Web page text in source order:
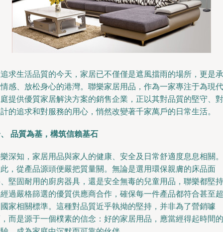
求生活品質的今天，家居已不僅僅是遮風擋雨的場所，更是承
感、放松身心的港灣。聯樂家居用品，作為一家專注于為現代
提供優質家居解決方案的銷售企業，正以其對品質的堅守、對
的追求和對服務的用心，悄然改變著千家萬戶的日常生活。
品質為基，構筑信賴基石
深知，家居用品與家人的健康、安全及日常舒適度息息相關。
，從產品源頭便嚴把質量關。無論是選用環保親膚的床品面
堅固耐用的廚房器具，還是安全無毒的兒童用品，聯樂都堅持
過嚴格篩選的優質供應商合作，確保每一件產品都符合甚至超
家相關標準。這種對品質近乎執拗的堅持，并非為了營銷噱
而是源于一個樸素的信念：好的家居用品，應當經得起時間的